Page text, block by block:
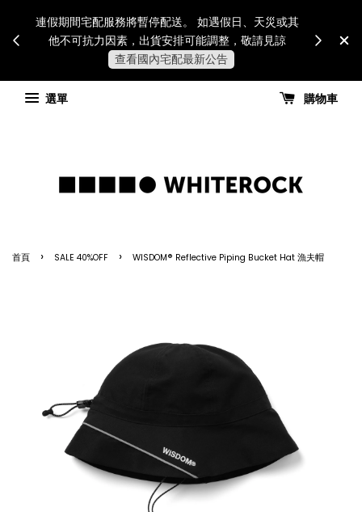
連假期間宅配服務將暫停配送。 如遇假日、天災或其
他不可抗力因素，出貨安排可能調整，敬請見諒
查看國內宅配最新公告
for all
國
選單
購物車
首頁 › SALE 40%OFF › WISDOM® Reflective Piping Bucket Hat 漁夫帽